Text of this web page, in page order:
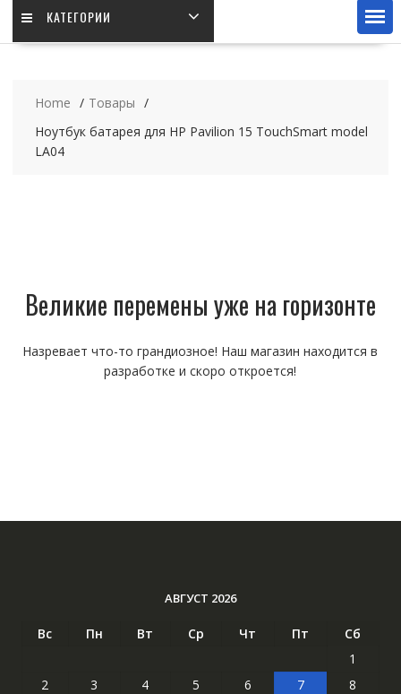
КАТЕГОРИИ
Home
Товары
Ноутбук батарея для HP Pavilion 15 TouchSmart model
LA04
Великие перемены уже на горизонте
Назревает что-то грандиозное! Наш магазин находится в
разработке и скоро откроется!
АВГУСТ 2026
Вс Пн Вт Ср Чт Пт
Сб
1
2
3 4 5 6 7
8